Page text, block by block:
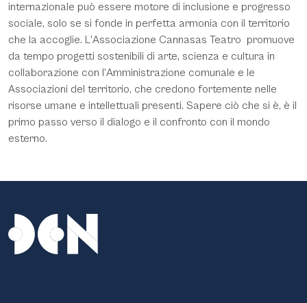
internazionale può essere motore di inclusione e progresso
sociale, solo se si fonde in perfetta armonia con il territorio
che la accoglie. L'Associazione Cannasas Teatro promuove
da tempo progetti sostenibili di arte, scienza e cultura in
collaborazione con l'Amministrazione comunale e le
Associazioni del territorio, che credono fortemente nelle
risorse umane e intellettuali presenti. Sapere ciò che si è, è il
primo passo verso il dialogo e il confronto con il mondo
esterno.